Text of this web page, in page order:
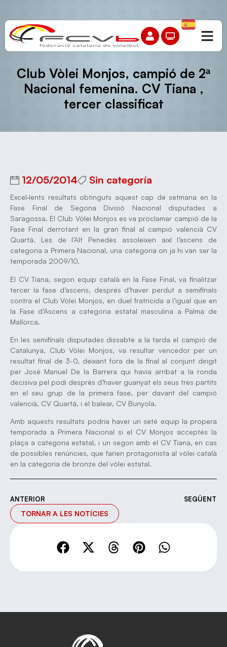
Club Vòlei Monjos, campió de 2ª
Nacional femenina. CV Tiana ,
tercer classificat
12/05/2014 Sin categoría
Excel·lents resultats obtinguts aquest cap de setmana en la
Fase Final de Segona Divisió Nacional disputades a
Saragossa. El Club Vòlei Monjos es va proclamar campió de la
Fase Final derrotant en la gran final al campió valencià CV
Quartá. Les de l’Alt Penedès assoleixen així l’ascens de
categoria a Primera Nacional, una categoria on ja hi van ser la
temporada 2009/10.
El CV Tiana, segon equip català en la Fase Final, va finalitzar
tercer la fase d’ascens, després d’haver perdut a semifinals
contra el Club Vòlei Monjos, en duel fratricida a l’igual que en
la Fase d’Ascens a categoria estatal masculina a Palma de
Mallorca.
En les semifinals disputades dissabte a la tarda el campió de
Catalunya, Club Vòlei Monjos, va resultar vencedor per un
resultat final de 3-0, deixant fora de la final al conjunt dirigit
per José Manuel De la Barrera qui havia arribat a la ronda
decisiva pel podi després d’haver guanyat els seus tres partits
en el seu grup de la primera fase, per davant del campió
valencià, CV Quartá, i el balear, CV Bunyola.
Amb aquests resultats podria haver un setè equip la propera
temporada a Primera Nacional si el CV Monjos acceptés la
plaça a categoria estatal, i un segon amb el CV Tiana, en cas
de possibles renúncies, que farien protagonista al vòlei català
en la categoria de bronze del vòlei estatal.
ANTERIOR SEGÜENT
TORNAR A LES NOTÍCIES